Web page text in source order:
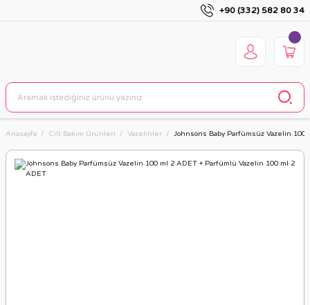
+90 (332) 582 80 34
Anasayfa Cilt Bakım Ürünleri Vazelinler Johnsons Baby Parfümsüz Vazelin